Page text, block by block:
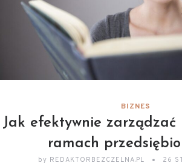
BIZNES
Jak efektywnie
ramach
by REDAKTORBEZCZELNA.PL 26